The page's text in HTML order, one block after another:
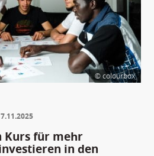
© colourbox
Kurs für mehr
in den